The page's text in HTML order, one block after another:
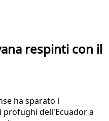
respinti con il
ha sparato i
profughi dell'Ecuador a